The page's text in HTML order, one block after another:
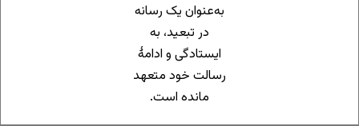
به‌عنوان یک رسانه
در تبعید، به
ایستادگی و ادامهٔ
رسالت خود متعهد
مانده است.